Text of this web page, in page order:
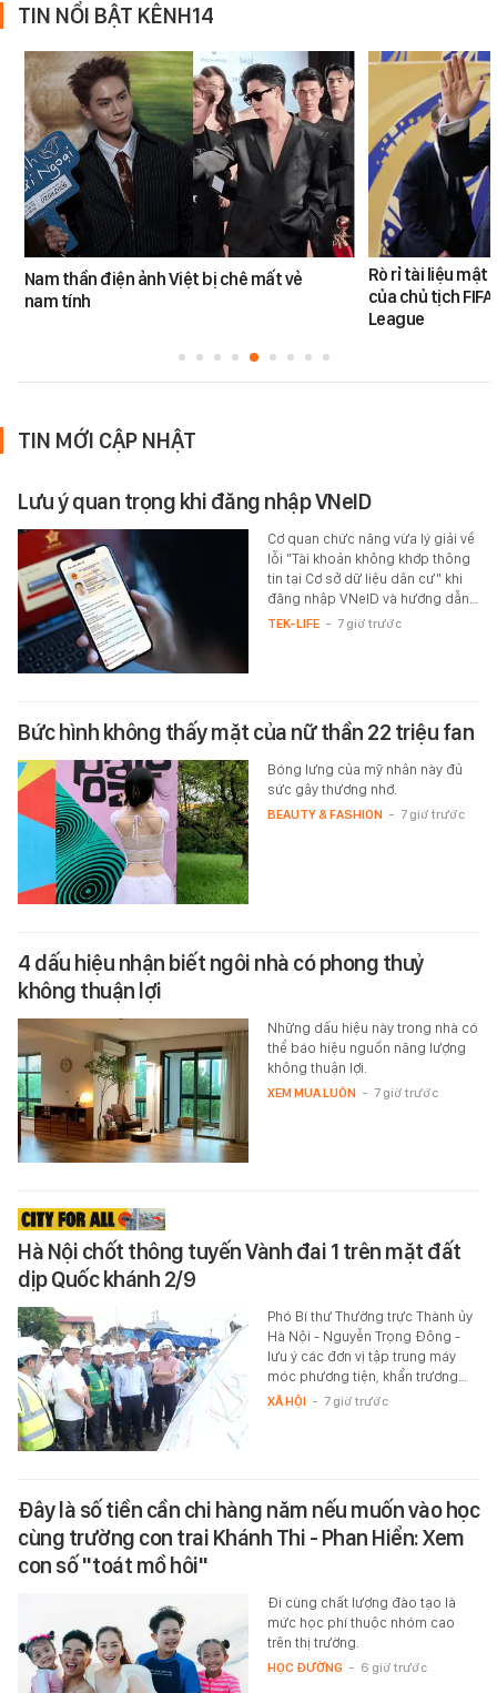
TIN NỔI BẬT KÊNH14
Nam thần điện ảnh Việt bị chê mất vẻ
nam tính
Rò rỉ tài liệu mật
của chủ tịch
League
TIN MỚI CẬP NHẬT
Lưu ý quan trọng khi đăng nhập VNeID
Cơ quan chức năng vừa lý giải về
lỗi "Tài khoản không khớp thông
tin tại Cơ sở dữ liệu dân cư" khi
đăng nhập VNeID và hướng dẫn…
TEK-LIFE - 7 giờ trước
Bức hình không thấy mặt của nữ thần 22 triệu fan
Bóng lưng của mỹ nhân này đủ
sức gây thương nhớ.
BEAUTY & FASHION - 7 giờ trước
4 dấu hiệu nhận biết ngôi nhà có phong thuỷ
không thuận lợi
Những dấu hiệu này trong nhà có
thể báo hiệu nguồn năng lượng
không thuận lợi.
XEM MUA LUÔN - 7 giờ trước
Hà Nội chốt thông tuyến Vành đai 1 trên mặt đất
dịp Quốc khánh 2/9
Phó Bí thư Thường trực Thành ủy
Hà Nội - Nguyễn Trọng Đông -
lưu ý các đơn vị tập trung máy
móc phương tiện, khẩn trương…
XÃ HỘI - 7 giờ trước
Đây là số tiền cần chi hàng năm nếu muốn vào học
cùng trường con trai Khánh Thi - Phan Hiển: Xem
con số "toát mồ hôi"
Đi cùng chất lượng đào tạo là
mức học phí thuộc nhóm cao
trên thị trường.
HỌC ĐƯỜNG - 6 giờ trước